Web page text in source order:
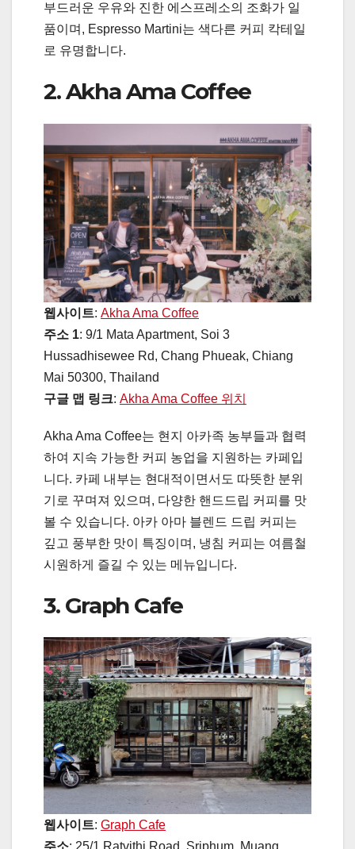
부드러운 우유와 진한 에스프레소의 조화가 일
품이며, Espresso Martini는 색다른 커피 칵테일
로 유명합니다.
2. Akha Ama Coffee
웹사이트: Akha Ama Coffee
주소 1: 9/1 Mata Apartment, Soi 3
Hussadhisewee Rd, Chang Phueak, Chiang
Mai 50300, Thailand
구글 맵 링크: Akha Ama Coffee 위치
Akha Ama Coffee는 현지 아카족 농부들과 협력
하여 지속 가능한 커피 농업을 지원하는 카페입
니다. 카페 내부는 현대적이면서도 따뜻한 분위
기로 꾸며져 있으며, 다양한 핸드드립 커피를 맛
볼 수 있습니다. 아카 아마 블렌드 드립 커피는
깊고 풍부한 맛이 특징이며, 냉침 커피는 여름철
시원하게 즐길 수 있는 메뉴입니다.
3. Graph Cafe
웹사이트: Graph Cafe
주소: 25/1 Ratvithi Road, Sriphum, Muang,